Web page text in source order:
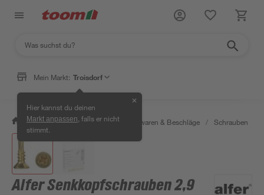
Mein Markt: Troisdorf
Hier kannst du deinen
Markt anpassen , falls er nicht
stimmt.
✕
/ Werkstatt & Maschinen / Eisenwaren & Beschläge / Schrauben
Alfer Senkkopfschrauben 2,9